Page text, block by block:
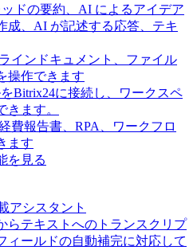
ッドの要約、AI によるアイデア
成、AI が記述する応答、テキ
インドキュメント、ファイル
操作できます
Bitrix24に接続し、ワークスペ
ます。
費報告書、RPA、ワークフロ
ます
を見る
アシスタント
らテキストへのトランスクリプ
ィールドの自動補完に対応して